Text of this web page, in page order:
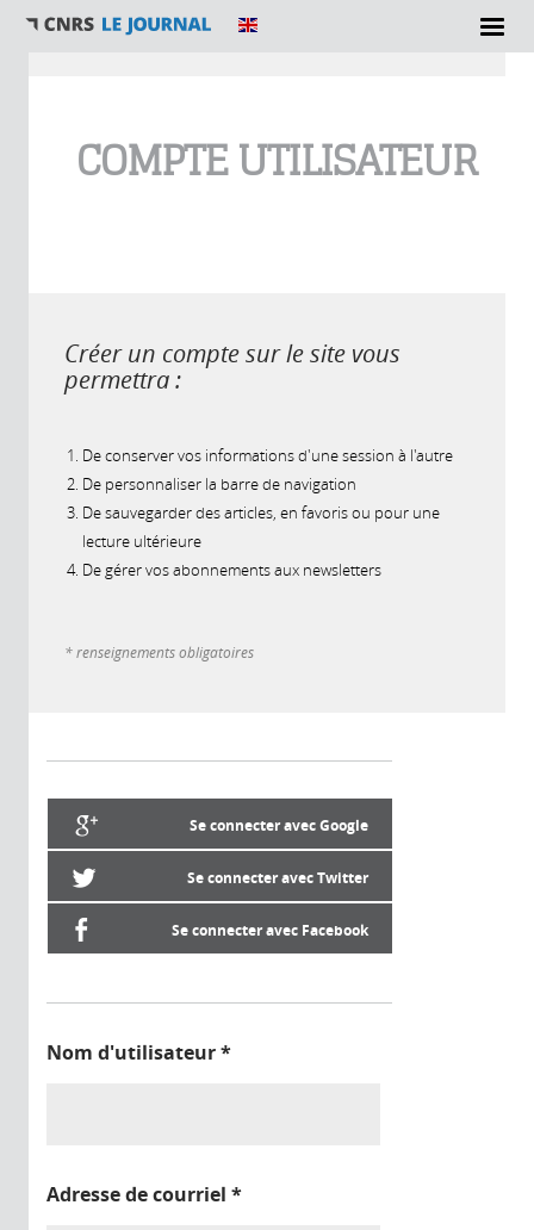
COMPTE UTILISATEUR
Créer un compte sur le site vous
permettra :
De conserver vos informations d'une session à l'autre
De personnaliser la barre de navigation
De sauvegarder des articles, en favoris ou pour une
lecture ultérieure
De gérer vos abonnements aux newsletters
* renseignements obligatoires
Se connecter avec Google
Se connecter avec Twitter
Se connecter avec Facebook
Nom d'utilisateur*
Adresse de courriel *